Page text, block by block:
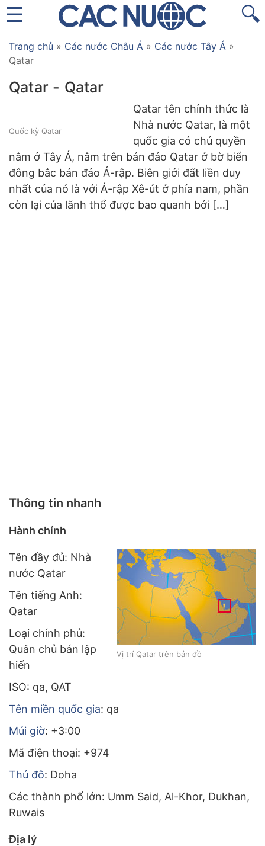
🔍
Trang chủ » Các nước Châu Á » Các nước Tây Á »
Qatar
Qatar - Qatar
Quốc kỳ Qatar
Qatar tên chính thức là
Nhà nước Qatar, là một
quốc gia có chủ quyền
nằm ở Tây Á, nằm trên bán đảo Qatar ở bờ biển
đông bắc bán đảo Ả-rập. Biên giới đất liền duy
nhất của nó là với Ả-rập Xê-út ở phía nam, phần
còn lại của lãnh thổ được bao quanh bởi […]
Thông tin nhanh
Hành chính
Vị trí Qatar trên bản đồ
Tên đầy đủ: Nhà
nước Qatar
Tên tiếng Anh:
Qatar
Loại chính phủ:
Quân chủ bán lập
hiến
ISO: qa, QAT
Tên miền quốc gia: qa
Múi giờ: +3:00
Mã điện thoại: +974
Thủ đô: Doha
Các thành phố lớn: Umm Said, Al-Khor, Dukhan,
Ruwais
Địa lý